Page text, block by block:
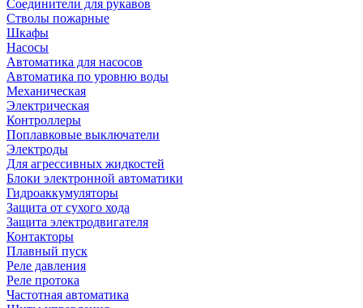
Соединители для рукавов
Стволы пожарные
Шкафы
Насосы
Автоматика для насосов
Автоматика по уровню воды
Механическая
Электрическая
Контроллеры
Поплавковые выключатели
Электроды
Для агрессивных жидкостей
Блоки электронной автоматики
Гидроаккумуляторы
Защита от сухого хода
Защита электродвигателя
Контакторы
Плавный пуск
Реле давления
Реле протока
Частотная автоматика